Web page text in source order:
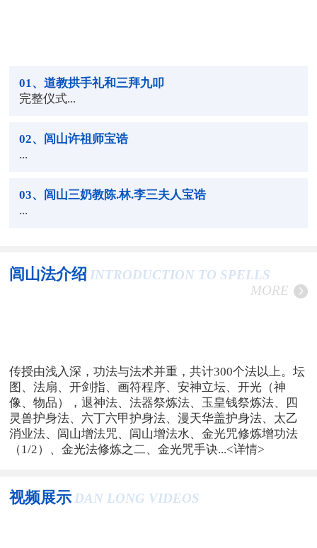
01 、道教拱手礼和三拜九叩
完整仪式...
02、闾山许祖师宝诰
...
03、闾山三奶教陈.林.李三夫人宝诰
...
闾山法介绍 INTRODUCTION TO SPELLS
MORE
传授由浅入深，功法与法术并重，共计300个法以上。坛
图、法扇、开剑指、画符程序、安神立坛、开光（神
像、物品），退神法、法器祭炼法、玉皇钱祭炼法、四
灵兽护身法、六丁六甲护身法、漫天华盖护身法、太乙
消业法、闾山增法咒、闾山增法水、金光咒修炼增功法
（1/2）、金光法修炼之二、金光咒手诀...<详情>
视频展示 DAN LONG VIDEOS